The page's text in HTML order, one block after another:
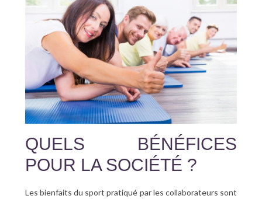
QUELS BÉNÉFICES
POUR LA SOCIÉTÉ ?
Les bienfaits du sport pratiqué par les collaborateurs sont